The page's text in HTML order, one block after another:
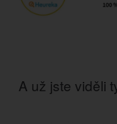
A už jste viděli